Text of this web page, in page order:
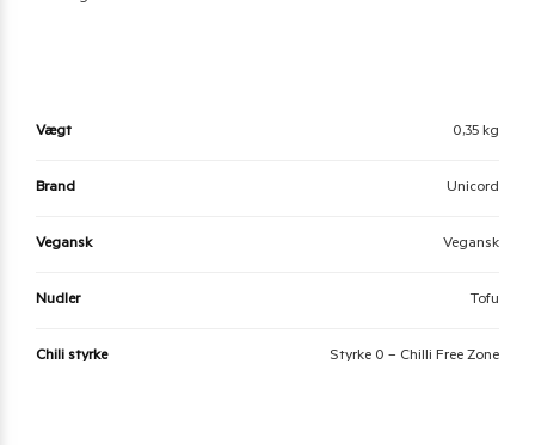
Vægt 0,35 kg
Brand Unicord
Vegansk Vegansk
Nudler Tofu
Chili styrke Styrke 0 – Chilli Free Zone